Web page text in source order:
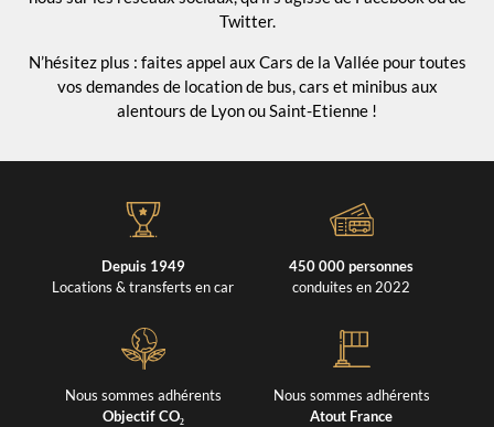
Twitter.
N’hésitez plus : faites appel aux Cars de la Vallée pour toutes
vos demandes de location de bus, cars et minibus aux
alentours de Lyon ou Saint-Etienne !
Depuis 1949
Locations & transferts en car
450 000 personnes
conduites en 2022
Nous sommes adhérents
Objectif CO₂
Nous sommes adhérents
Atout France